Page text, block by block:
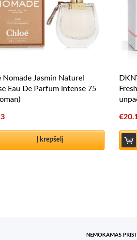
Nomade Jasmin Naturel
Eau De Parfum Intense 75
Į krepšelį
€
NEMOKAMAS